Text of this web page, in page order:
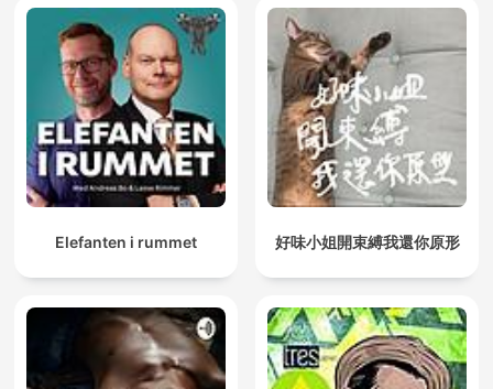
Elefanten i rummet 好味小姐開束縛我還你原形